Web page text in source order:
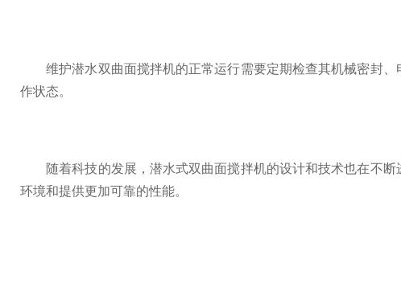
维护潜水双曲面搅拌机的正常运行需要定期检查其机械密封、
作状态。
随着科技的发展，潜水式双曲面搅拌机的设计和技术也在不断
环境和提供更加可靠的性能。